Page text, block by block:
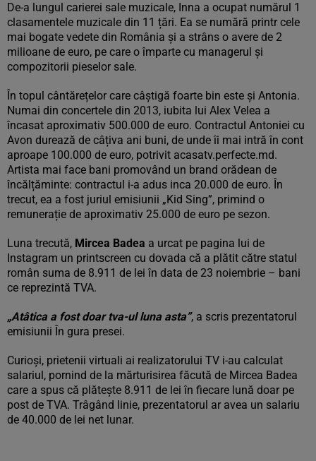
De-a lungul carierei sale muzicale, Inna a ocupat numărul 1
clasamentele muzicale din 11 țări. Ea se numără printr cele
mai bogate vedete din România și a strâns o avere de 2
milioane de euro, pe care o împarte cu managerul și
compozitorii pieselor sale.
În topul cântărețelor care câștigă foarte bin este și Antonia.
Numai din concertele din 2013, iubita lui Alex Velea a
încasat aproximativ 500.000 de euro. Contractul Antoniei cu
Avon durează de câțiva ani buni, de unde îi mai intră în cont
aproape 100.000 de euro, potrivit acasatv.perfecte.md.
Artista mai face bani promovând un brand orădean de
încălțăminte: contractul i-a adus inca 20.000 de euro. În
trecut, ea a fost juriul emisiunii „Kid Sing”, primind o
remunerație de aproximativ 25.000 de euro pe sezon.
Luna trecută, Mircea Badea a urcat pe pagina lui de
Instagram un printscreen cu dovada că a plătit către statul
român suma de 8.911 de lei în data de 23 noiembrie – bani
ce reprezintă TVA.
„Atâtica a fost doar tva-ul luna asta”, a scris prezentatorul
emisiunii În gura presei.
Curioși, prietenii virtuali ai realizatorului TV i-au calculat
salariul, pornind de la mărturisirea făcută de Mircea Badea
care a spus că plătește 8.911 de lei în fiecare lună doar pe
post de TVA. Trâgând linie, prezentatorul ar avea un salariu
de 40.000 de lei net lunar.